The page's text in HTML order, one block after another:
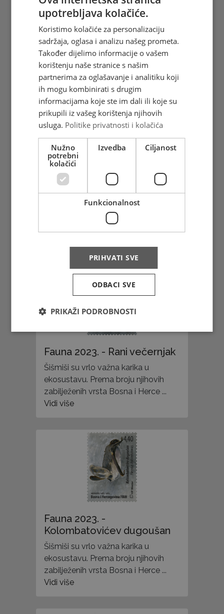
potkovnjak
Šišmiši su vrlo važna karika u
ekosustavu. Prema broju njihovih
zabilježenih vrsta Bosna i Herce ...
Vidi više
Fauna 2023. - Mali
potkovnjak
Šišmiši su vrlo važna karika u
ekosustavu. Prema broju njihovih
zabilježenih vrsta Bosna i Herce ...
Fauna 2023. - Rani večernjak
Šišmiši su vrlo važna karika u
ekosustavu. Prema broju njihovih
zabilježenih vrsta Bosna i Herce ...
Vidi više
Fauna 2023. -
Kolombatovićev dugoušan
Šišmiši su vrlo važna karika u
ekosustavu. Prema broju njihovih
zabilježenih vrsta Bosna i Herce ...
Vidi više
upotrebljava kolačiće.
Koristimo kolačiće za personalizaciju
sadržaja, oglasa i analizu našeg prometa.
Također dijelimo informacije o vašem
korištenju naše stranice s našim
partnerima za oglašavanje i analitiku koji
ih mogu kombinirati s drugim
informacijama koje ste im dali ili koje su
prikupili iz vašeg korištenja njihovih
usluga. Politike privatnosti i kolačića
Nužno
potrebni
kolačići
Izvedba Ciljanost
Funkcionalnost
PRIHVATI SVE
ODBACI SVE
PRIKAŽI PODROBNOSTI